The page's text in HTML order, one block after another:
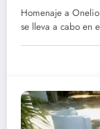
Homenaje a
se lleva a cabo en